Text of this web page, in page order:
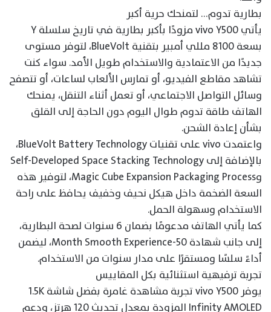
بطارية تدوم… لتمنحك حرية أكبر
يأتي vivo Y500 مزودًا بأكبر بطارية في تاريخ سلسلة Y
بسعة 8100 مللي أمبير بتقنية BlueVolt، لتوفر مستوى
جديدًا من الاعتمادية والاستخدام طويل الأمد. سواء كنت
تشاهد مقاطع الفيديو، أو تمارس الألعاب لساعات، أو تتصفح
وسائل التواصل الاجتماعي، أو تعمل أثناء التنقل، يمنحك
الهاتف طاقة تدوم طوال اليوم دون الحاجة إلى القلق
بشأن إعادة الشحن.
واعتمدت vivo على تقنيات BlueVolt Battery Technology،
بالإضافة إلى Self-Developed Space Stacking Technology
وMagic Cube Expansion Packaging Process، لتوفير هذه
السعة الضخمة داخل هيكل نحيف وخفيف يحافظ على راحة
الاستخدام وسهولة الحمل.
كما يأتي الهاتف مدعومًا بضمان 6 سنوات لصحة البطارية،
إلى جانب شهادة 50-Month Smooth Experience، ليضمن
أداءً سلسًا ومستقرًا على مدار سنوات من الاستخدام.
تجربة ترفيهية استثنائية بكل المقاييس
يوفر vivo Y500 تجربة مشاهدة غامرة بفضل شاشة 1.5K
Infinity AMOLED المزودة بمعدل تحديث 120 هرتز، ودعم